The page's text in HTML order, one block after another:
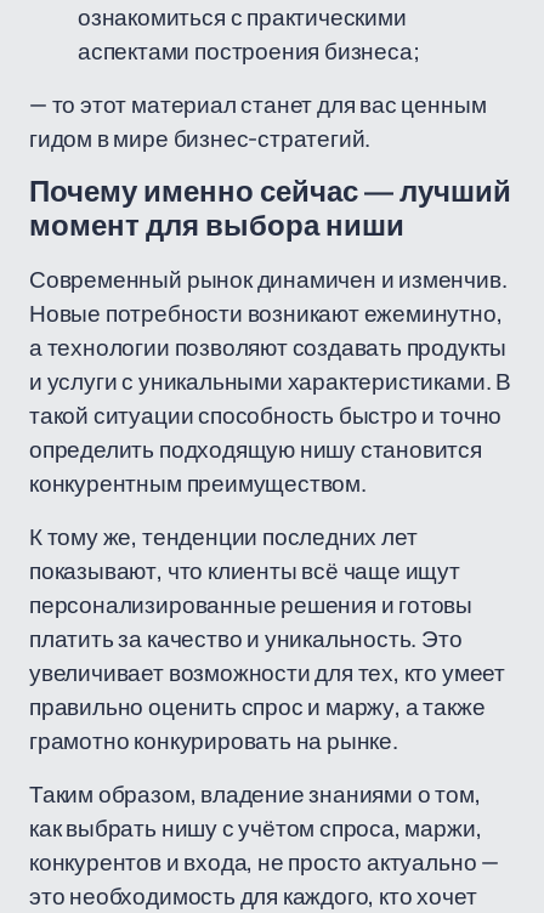
ознакомиться с практическими
аспектами построения бизнеса;
— то этот материал станет для вас ценным
гидом в мире бизнес-стратегий.
Почему именно сейчас — лучший
момент для выбора ниши
Современный рынок динамичен и изменчив.
Новые потребности возникают ежеминутно,
а технологии позволяют создавать продукты
и услуги с уникальными характеристиками. В
такой ситуации способность быстро и точно
определить подходящую нишу становится
конкурентным преимуществом.
К тому же, тенденции последних лет
показывают, что клиенты всё чаще ищут
персонализированные решения и готовы
платить за качество и уникальность. Это
увеличивает возможности для тех, кто умеет
правильно оценить спрос и маржу, а также
грамотно конкурировать на рынке.
Таким образом, владение знаниями о том,
как выбрать нишу с учётом спроса, маржи,
конкурентов и входа, не просто актуально —
это необходимость для каждого, кто хочет